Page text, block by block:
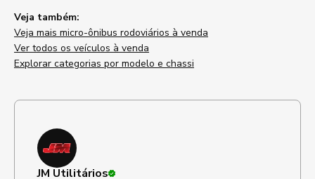
Veja também:
Veja mais micro-ônibus rodoviários à venda
Ver todos os veículos à venda
Explorar categorias por modelo e chassi
JM Utilitários